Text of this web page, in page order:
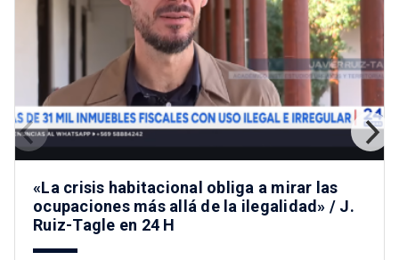
«La crisis habitacional obliga a mirar las
ocupaciones más allá de la ilegalidad» / J.
Ruiz-Tagle en 24 H